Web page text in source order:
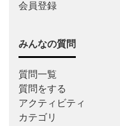
会員登録
みんなの質問
質問一覧
質問をする
アクティビティ
カテゴリ